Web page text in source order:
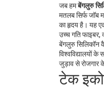
जब हमबेंगलुरु
मतलब सिर्फ जॉब
का हृदय है। यह
उच्च गति फाइबर,
बेंगलुरु सिलिकॉन
जुड़ाव से रोजगार
टेक